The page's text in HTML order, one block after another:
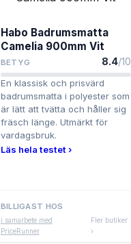
Habo Badrumsmatta
Camelia 900mm Vit
BETYG 8.4/10
En klassisk och prisvärd
badrumsmatta i polyester som
är lätt att tvätta och håller sig
fräsch länge. Utmärkt för
vardagsbruk.
Läs hela testet ›
BILLIGAST HOS
i samarbete med
PriceRunner
Fler butiker
›